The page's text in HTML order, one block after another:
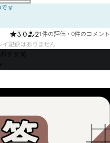
す
3.0 21件の評価 ・ 0件のコメント
イ記録はありません
すすめ